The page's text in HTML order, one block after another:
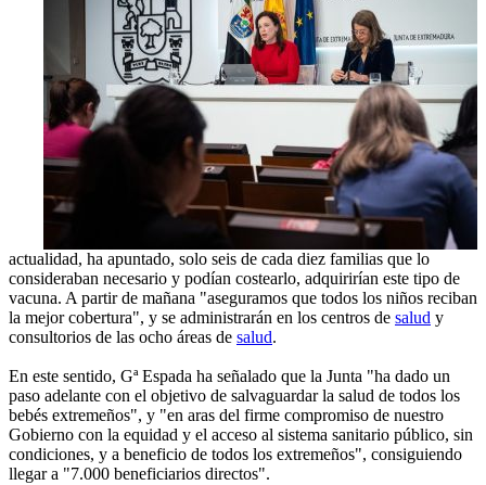
actualidad, ha apuntado, solo seis de cada diez familias que lo
consideraban necesario y podían costearlo, adquirirían este tipo de
vacuna. A partir de mañana "aseguramos que todos los niños reciban
la mejor cobertura", y se administrarán en los centros de salud y
consultorios de las ocho áreas de salud.
En este sentido, Gª Espada ha señalado que la Junta "ha dado un
paso adelante con el objetivo de salvaguardar la salud de todos los
bebés extremeños", y "en aras del firme compromiso de nuestro
Gobierno con la equidad y el acceso al sistema sanitario público, sin
condiciones, y a beneficio de todos los extremeños", consiguiendo
llegar a "7.000 beneficiarios directos".